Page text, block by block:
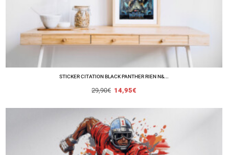
STICKER CITATION BLACK PANTHER RIEN N&...
29,90€ 14,95€